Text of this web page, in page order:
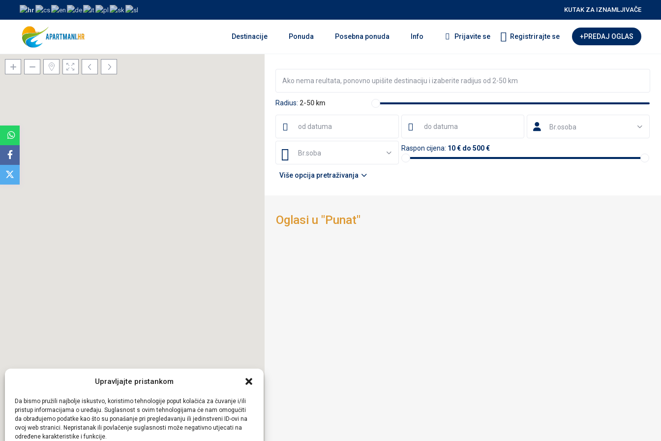
Upravljajte pristankom
Da bismo pružili najbolje iskustvo, koristimo tehnologije poput kolačića za čuvanje i/ili
pristup informacijama o uređaju. Suglasnost s ovim tehnologijama će nam omogućiti
da obrađujemo podatke kao što su ponašanje pri pregledavanju ili jedinstveni ID-ovi na
ovoj web stranici. Nepristanak ili povlačenje suglasnosti može negativno utjecati na
određene karakteristike i funkcije.
KUTAK ZA IZNAMLJIVAČE
Prijavite se Registrirajte se +PREDAJ OGLAS
Destinacije Ponuda Posebna ponuda Info
Radius: 2-50 km
Br.osoba
Br.soba
Raspon cijena: 10 € do 500 €
Više opcija pretraživanja
Oglasi u "Punat"